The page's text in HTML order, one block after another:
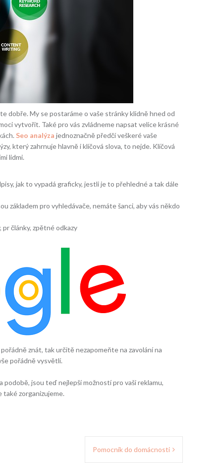
dobře. My se postaráme o vaše stránky klidně hned od
vytvořit. Také pro vás zvládneme napsat velice krásné
Seo analýza jednoznačně předčí veškeré vaše
který zahrnuje hlavně i klíčová slova, to nejde. Klíčová
lidmi.
jak to vypadá graficky, jestli je to přehledné a tak dále
základem pro vyhledávače, nemáte šanci, aby vás někdo
pr články, zpětné odkazy
znát, tak určitě nezapomeňte na zavolání na
pořádně vysvětlí.
podobě, jsou teď nejlepší možností pro vaši reklamu,
zorganizujeme.
Pomocník do domácnosti